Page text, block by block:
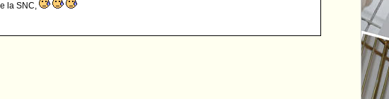
la SNC,